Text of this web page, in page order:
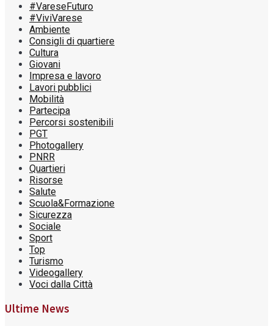
#VareseFuturo
#ViviVarese
Ambiente
Consigli di quartiere
Cultura
Giovani
Impresa e lavoro
Lavori pubblici
Mobilità
Partecipa
Percorsi sostenibili
PGT
Photogallery
PNRR
Quartieri
Risorse
Salute
Scuola&Formazione
Sicurezza
Sociale
Sport
Top
Turismo
Videogallery
Voci dalla Città
Ultime News